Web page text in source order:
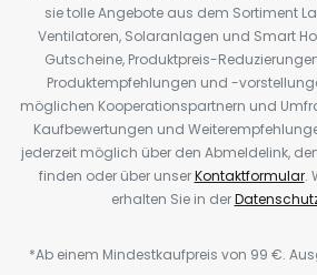
sie tolle Angebote aus dem Sortiment
Ventilatoren, Solaranlagen und Smart
Gutscheine, Produktpreis-
Produktempfehlungen und -
möglichen Kooperationspartnern und
Kaufbewertungen und
jederzeit möglich über den Abmeldelink,
finden oder über unserKontaktformular.
erhalten Sie in der
*Ab einem Mindestkaufpreis von 99 €.